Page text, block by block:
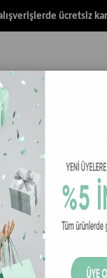
ücretsiz